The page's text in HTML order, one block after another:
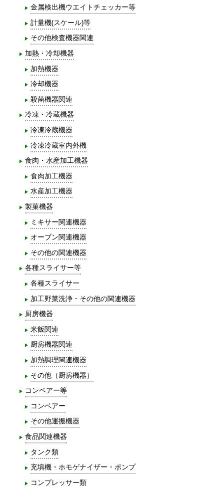
金属検出機ウエイトチェッカー等
計量機(スケール)等
その他検査機器関連
加熱・冷却機器
加熱機器
冷却機器
殺菌機器関連
冷凍・冷蔵機器
冷凍冷蔵機器
冷凍冷蔵室内外機
食肉・水産加工機器
食肉加工機器
水産加工機器
製菓機器
ミキサー関連機器
オーブン関連機器
その他の関連機器
各種スライサー等
各種スライサー
加工野菜洗浄・その他の関連機器
厨房機器
米飯関連
厨房機器関連
加熱調理関連機器
その他（厨房機器）
コンベアー等
コンベアー
その他運搬機器
食品関連機器
タンク類
充填機・ホモゲナイザー・ポンプ
コンプレッサー類